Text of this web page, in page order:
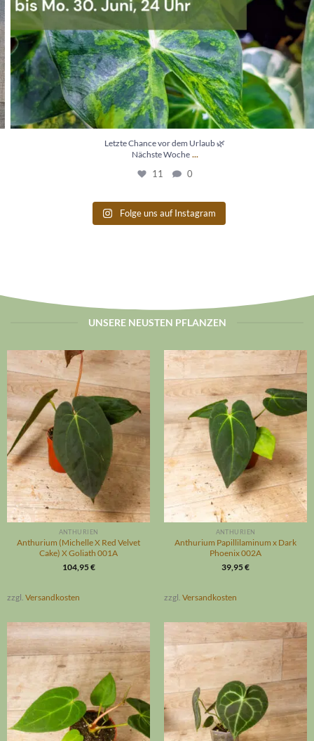
Letzte Chance vor dem Urlaub 🌿
Nächste Woche ...
11 0
Folge uns auf Instagram
UNSERE NEUSTEN PFLANZEN
ANTHURIEN
Anthurium (Michelle X Red Velvet
Cake) X Goliath 001A
104,95€
zzgl. Versandkosten
ANTHURIEN
Anthurium Papillilaminum x Dark
Phoenix 002A
39,95€
zzgl. Versandkosten